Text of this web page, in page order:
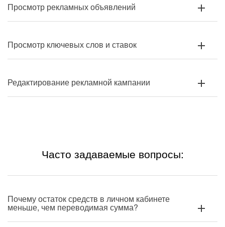
Просмотр рекламных объявлений
Просмотр ключевых слов и ставок
Редактирование рекламной кампании
Часто задаваемые вопросы:
Почему остаток средств в личном кабинете
меньше, чем переводимая сумма?